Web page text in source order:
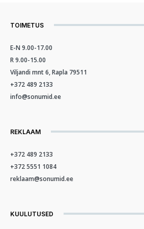
TOIMETUS
E-N 9.00-17.00
R 9.00-15.00
Viljandi mnt 6, Rapla 79511
+372 489 2133
info@sonumid.ee
REKLAAM
+372 489 2133
+372 5551 1084
reklaam@sonumid.ee
KUULUTUSED